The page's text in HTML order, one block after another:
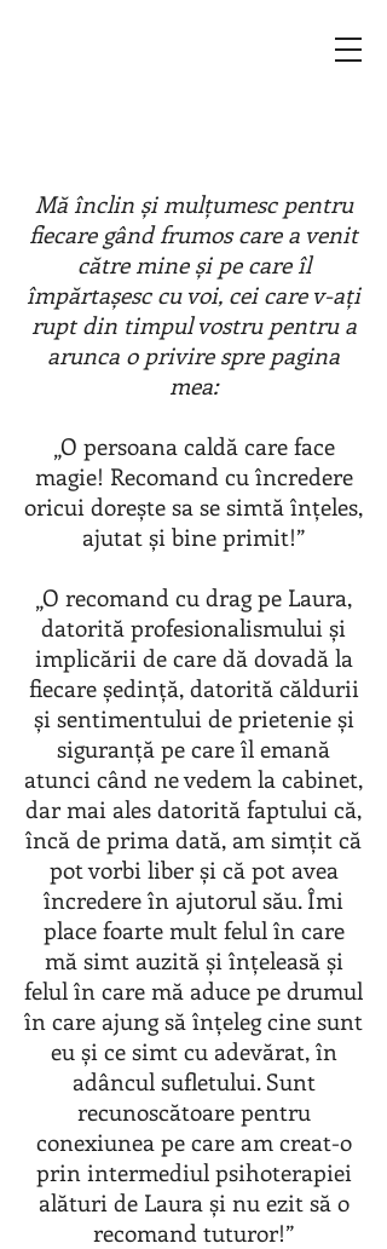
Mă înclin și mulțumesc pentru
fiecare gând frumos care a venit
către mine și pe care îl
împărtașesc cu voi, cei care v-ați
rupt din timpul vostru pentru a
arunca o privire spre pagina
mea:
„O persoana caldă care face
magie! Recomand cu încredere
oricui dorește sa se simtă înțeles,
ajutat și bine primit!”
„O recomand cu drag pe Laura,
datorită profesionalismului și
implicării de care dă dovadă la
fiecare ședință, datorită căldurii
și sentimentului de prietenie și
siguranță pe care îl emană
atunci când ne vedem la cabinet,
dar mai ales datorită faptului că,
încă de prima dată, am simțit că
pot vorbi liber și că pot avea
încredere în ajutorul său. Îmi
place foarte mult felul în care
mă simt auzită și înțeleasă și
felul în care mă aduce pe drumul
în care ajung să înțeleg cine sunt
eu și ce simt cu adevărat, în
adâncul sufletului. Sunt
recunoscătoare pentru
conexiunea pe care am creat-o
prin intermediul psihoterapiei
alături de Laura și nu ezit să o
recomand tuturor!”